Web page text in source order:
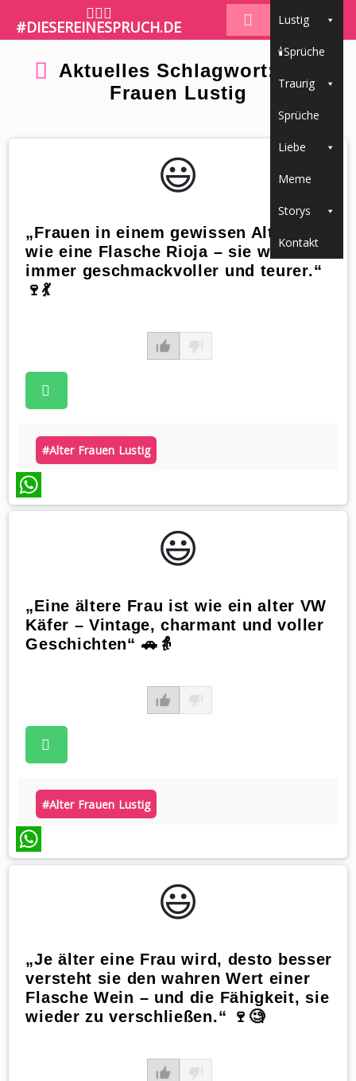
🤷🏼‍♀️
#DIESEREINESPRUCH.DE Lustig
🕯Sprüche
Traurig
Sprüche
Liebe
Meme
Storys
Kontakt
Aktuelles Schlagwort: Alter
Frauen Lustig
😃️
„Frauen in einem gewissen Alter sind
wie eine Flasche Rioja – sie werden
immer geschmackvoller und teurer.“
🍷💃
#alter Frauen Lustig
WhatsApp
😃️
„Eine ältere Frau ist wie ein alter VW
Käfer – Vintage, charmant und voller
Geschichten“ 🚗👵
#alter Frauen Lustig
WhatsApp
😃️
„Je älter eine Frau wird, desto besser
versteht sie den wahren Wert einer
Flasche Wein – und die Fähigkeit, sie
wieder zu verschließen.“ 🍷🧐